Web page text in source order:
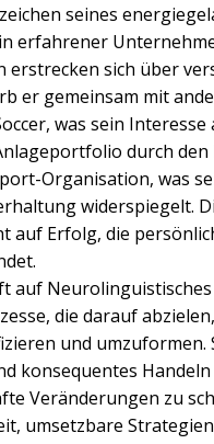
seines
erfahrener
sich über
er gemeinsam mit
was sein
durch
Organisation, was
widerspiegelt.
auf Erfolg, die
auf
die darauf
und
konsequentes
Veränderungen zu
umsetzbare